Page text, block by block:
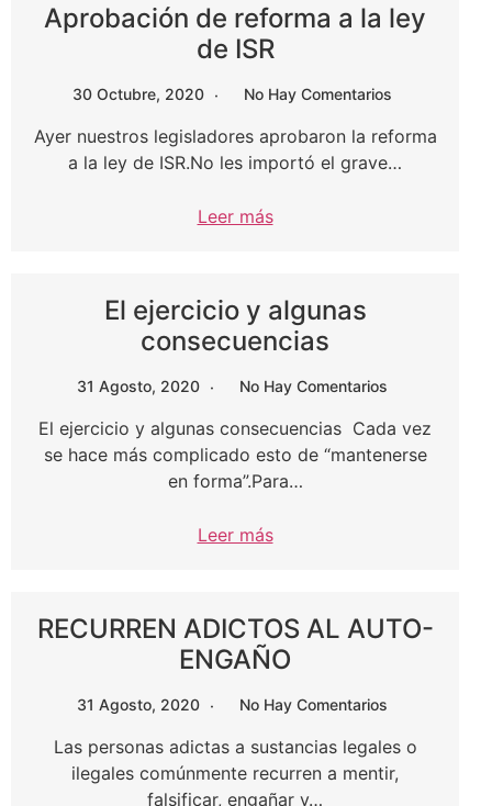
Aprobación de reforma a la ley
de ISR
30 Octubre, 2020 No Hay Comentarios
Ayer nuestros legisladores aprobaron la reforma
a la ley de ISR.No les importó el grave…
Leer más
El ejercicio y algunas
consecuencias
31 Agosto, 2020 No Hay Comentarios
El ejercicio y algunas consecuencias Cada vez
se hace más complicado esto de “mantenerse
en forma”.Para…
Leer más
RECURREN ADICTOS AL AUTO-
ENGAÑO
31 Agosto, 2020 No Hay Comentarios
Las personas adictas a sustancias legales o
ilegales comúnmente recurren a mentir,
falsificar, engañar y…